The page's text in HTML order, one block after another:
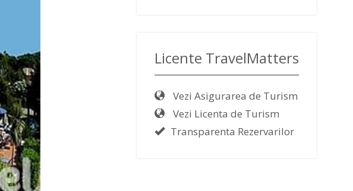
Licente TravelMatters
Vezi Asigurarea de Turism
Vezi Licenta de Turism
Transparenta Rezervarilor